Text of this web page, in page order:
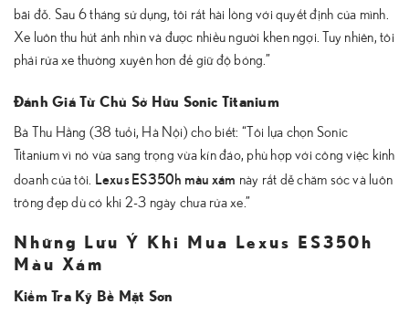
bãi đỗ. Sau 6 tháng sử dụng, tôi rất hài lòng với quyết định của mình.
Xe luôn thu hút ánh nhìn và được nhiều người khen ngợi. Tuy nhiên, tôi
phải rửa xe thường xuyên hơn để giữ độ bóng.”
Đánh Giá Từ Chủ Sở Hữu Sonic Titanium
Bà Thu Hằng (38 tuổi, Hà Nội) cho biết: “Tôi lựa chọn Sonic
Titanium vì nó vừa sang trọng vừa kín đáo, phù hợp với công việc kinh
doanh của tôi. Lexus ES350h màu xám này rất dễ chăm sóc và luôn
trông đẹp dù có khi 2-3 ngày chưa rửa xe.”
Những Lưu Ý Khi Mua Lexus ES350h
Màu Xám
Kiểm Tra Kỹ Bề Mặt Sơn